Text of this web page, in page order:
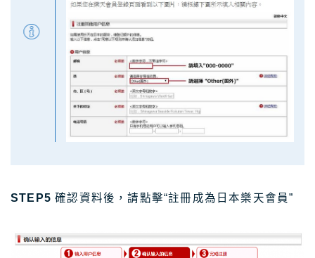
STEP5 確認資料後，請點擊“註冊成為日本樂天會員”